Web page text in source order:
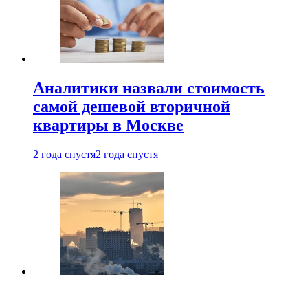
Аналитики назвали стоимость
самой дешевой вторичной
квартиры в Москве
2 года спустя2 года спустя